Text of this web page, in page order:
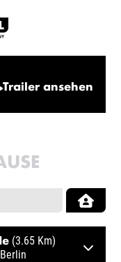
Trailer ansehen
(3.65 Km)
Berlin